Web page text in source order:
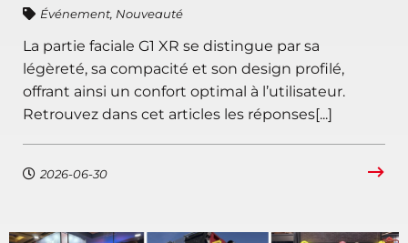
Événement, Nouveauté
La partie faciale G1 XR se distingue par sa
légèreté, sa compacité et son design profilé,
offrant ainsi un confort optimal à l’utilisateur.
Retrouvez dans cet articles les réponses[...]
2026-06-30